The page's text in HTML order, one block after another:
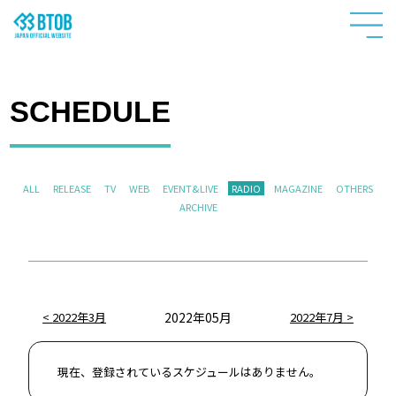
SCHEDULE
ALL RELEASE TV WEB EVENT&LIVE RADIO MAGAZINE
OTHERS
ARCHIVE
2022年3月 2022年05月 2022年7月
現在、登録されているスケジュールはありません。
NEWS
PROFILE